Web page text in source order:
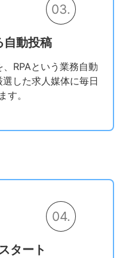
自動投稿
RPAという業務自動
した求人媒体に毎日
す。
03.
タート
04.